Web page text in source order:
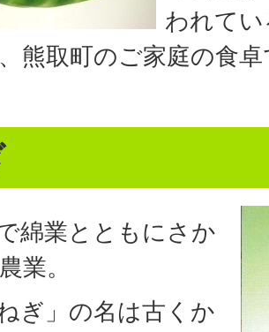
われて
熊取町のご家庭の食
綿業とともにさか
業。
ぎ」の名は古くか